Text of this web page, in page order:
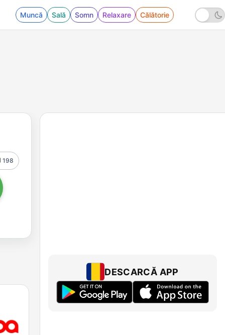
Muncă Sală Somn Relaxare Călătorie
198
DESCARCĂ APP